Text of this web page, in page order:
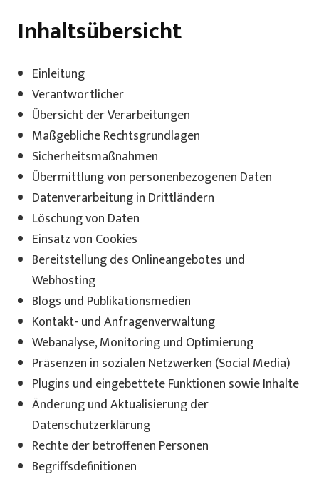
Inhaltsübersicht
Einleitung
Verantwortlicher
Übersicht der Verarbeitungen
Maßgebliche Rechtsgrundlagen
Sicherheitsmaßnahmen
Übermittlung von personenbezogenen Daten
Datenverarbeitung in Drittländern
Löschung von Daten
Einsatz von Cookies
Bereitstellung des Onlineangebotes und
Webhosting
Blogs und Publikationsmedien
Kontakt- und Anfragenverwaltung
Webanalyse, Monitoring und Optimierung
Präsenzen in sozialen Netzwerken (Social Media)
Plugins und eingebettete Funktionen sowie Inhalte
Änderung und Aktualisierung der
Datenschutzerklärung
Rechte der betroffenen Personen
Begriffsdefinitionen